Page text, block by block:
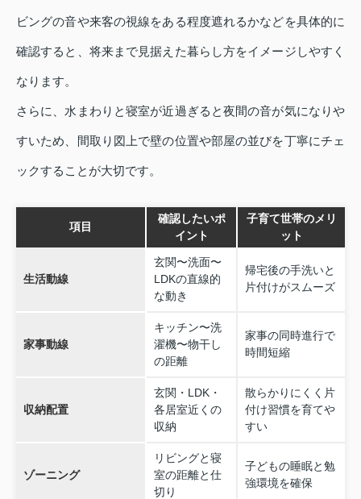
ビングの音や来客の視線をある程度遮れるかなどを具体的に
確認すると、将来まで見据えた暮らし方をイメージしやすく
なります。
さらに、水まわりと寝室が近過ぎると夜間の音が気になりや
すいため、間取り図上で壁の位置や部屋の並びを丁寧にチェ
ックすることが大切です。
項目
確認したいポ
イント
子育て世帯のメリ
ット
生活動線
玄関〜洗面〜
LDKの直線的
な動き
帰宅後の手洗いと
片付けがスムーズ
家事動線
キッチン〜洗
濯機〜物干し
の距離
家事の同時進行で
時間短縮
収納配置
玄関・LDK・
各居室近くの
収納
散らかりにくく片
付け習慣を育てや
すい
ゾーニング
リビングと寝
室の距離と仕
切り
子どもの睡眠と勉
強環境を確保